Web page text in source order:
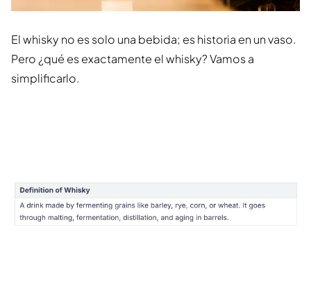
El whisky no es solo una bebida; es historia en un vaso.
Pero ¿qué es exactamente el whisky? Vamos a
simplificarlo.